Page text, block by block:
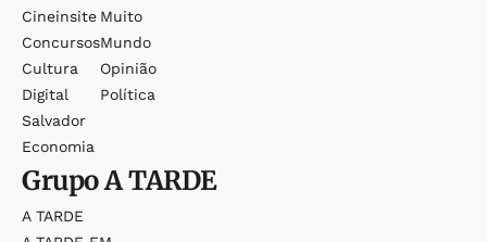
Cineinsite
Concursos
Cultura
Digital
Salvador
Economia
Muito
Mundo
Opinião
Política
GrupoA TARDE
A TARDE